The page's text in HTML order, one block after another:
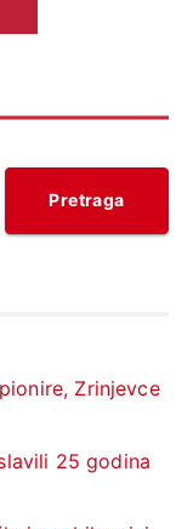
Pretraga
Zrinjevce
25 godina